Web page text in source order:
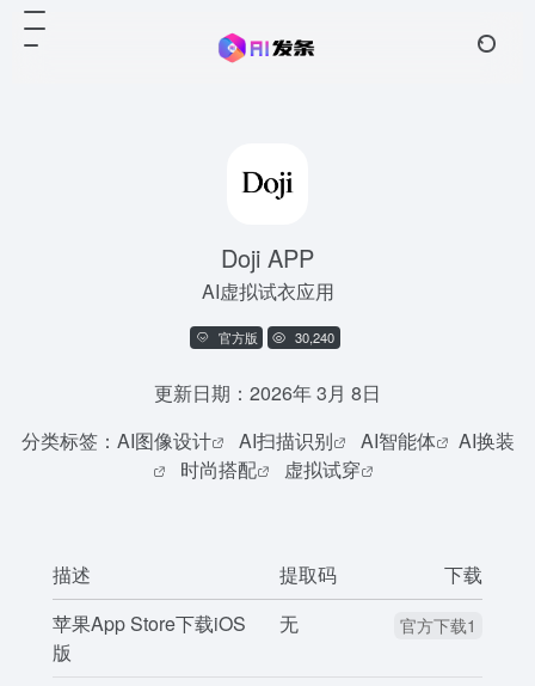
Doji APP
AI虚拟试衣应用
官方版 30,240
更新日期：2026年 3月 8日
分类标签： AI图像设计 AI扫描识别 AI智能体
AI换装
时尚搭配
虚拟试穿
描述 提取码
下载
苹果App Store下载iOS
版
无 官方下载1